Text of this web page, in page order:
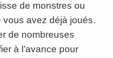
de monstres ou
avez déjà joués.
de nombreuses
à l’avance pour